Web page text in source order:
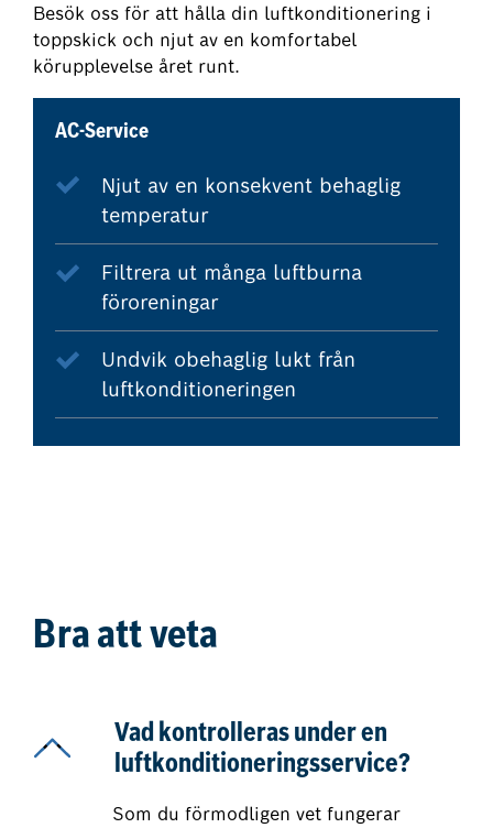
Besök oss för att hålla din luftkonditionering i
toppskick och njut av en komfortabel
körupplevelse året runt.
AC-Service
Njut av en konsekvent behaglig
temperatur
Filtrera ut många luftburna
föroreningar
Undvik obehaglig lukt från
luftkonditioneringen
Bra att veta
Vad kontrolleras under en
luftkonditioneringsservice?
Som du förmodligen vet fungerar